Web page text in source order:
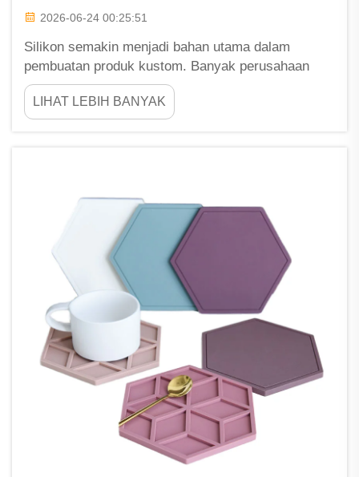
2026-06-24 00:25:51
Silikon semakin menjadi bahan utama dalam
pembuatan produk kustom. Banyak perusahaan
memilih silikon karena sifatnya yang kuat, fleksibel,
serta aman bagi manusia dan lingkungan. Di Fu
Zhou ShengLeaf, kami memahami manfaat silikon
LIHAT LEBIH BANYAK